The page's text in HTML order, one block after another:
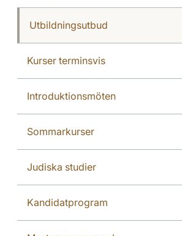
Utbildningsutbud
Kurser terminsvis
Introduktionsmöten
Sommarkurser
Judiska studier
Kandidatprogram